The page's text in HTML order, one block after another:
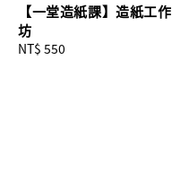
【一堂造紙課】造紙工作
坊
Regular
NT$ 550